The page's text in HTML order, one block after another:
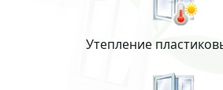
Утепление